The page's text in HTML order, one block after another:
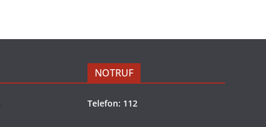
NOTRUF
Telefon: 112